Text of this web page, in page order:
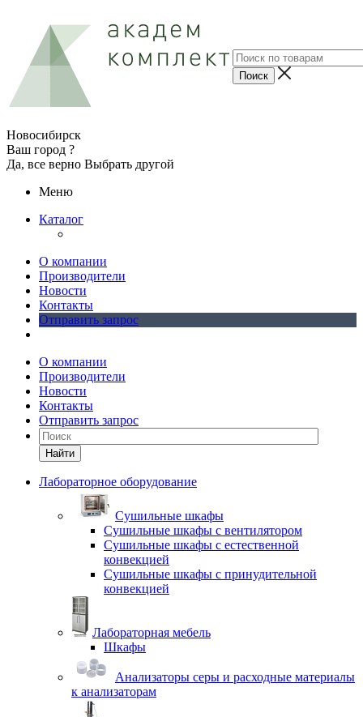
Новосибирск
Ваш город ?
Да, все верно Выбрать другой
Меню
Каталог
О компании
Производители
Новости
Контакты
Отправить запрос
О компании
Производители
Новости
Контакты
Отправить запрос
Найти
Лабораторное оборудование
Cушильные шкафы
Сушильные шкафы с вентилятором
Сушильные шкафы с естественной
конвекцией
Сушильные шкафы с принудительной
конвекцией
Лабораторная мебель
Шкафы
Анализаторы серы и расходные материалы
к анализаторам